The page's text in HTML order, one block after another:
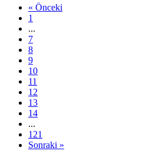
« Önceki
1
...
7
8
9
10
11
12
13
14
...
121
Sonraki »